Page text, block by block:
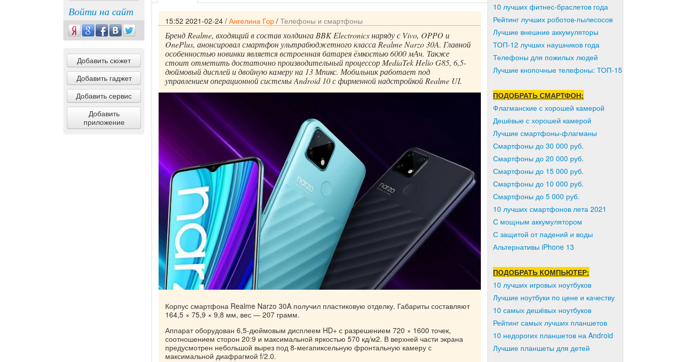
Войти на сайт
Добавить сюжет
Добавить гаджет
Добавить сервис
Добавить
приложение
15:52 2021-02-24 / Ангелина Гор / Телефоны и смартфоны
Бренд Realme, входящий в состав холдинга BBK Electronics наряду с Vivo, OPPO и
OnePlus, анонсировал смартфон ультрабюджетного класса Realme Narzo 30A. Главной
особенностью новинки является встроенная батарея ёмкостью 6000 мАч. Также
стоит отметить достаточно производительный процессор MediaTek Helio G85, 6,5-
дюймовый дисплей и двойную камеру на 13 Мпикс. Мобильник работает под
управлением операционной системы Android 10 с фирменной надстройкой Realme UI.
Корпус смартфона Realme Narzo 30A получил пластиковую отделку. Габариты составляют
164,5 × 75,9 × 9,8 мм, вес — 207 грамм.
Аппарат оборудован 6,5-дюймовым дисплеем HD+ с разрешением 720 × 1600 точек,
соотношением сторон 20:9 и максимальной яркостью 570 кд/м2. В верхней части экрана
предусмотрен небольшой вырез под 8-мегапиксельную фронтальную камеру с
максимальной диафрагмой f/2.0.
10 лучших фитнес-браслетов года
Рейтинг лучших роботов-пылесосов
Лучшие внешние аккумуляторы
ТОП-12 лучших наушников года
Телефоны для пожилых людей
Лучшие кнопочные телефоны: ТОП-15
ПОДОБРАТЬ СМАРТФОН:
Флагманские с хорошей камерой
Дешёвые с хорошей камерой
Лучшие смартфоны-флагманы
Смартфоны до 30 000 руб.
Смартфоны до 20 000 руб.
Смартфоны до 15 000 руб.
Смартфоны до 10 000 руб.
Смартфоны до 5 000 руб.
10 лучших смартфонов лета 2021
С мощным аккумулятором
С защитой от падений и воды
Альтернативы iPhone 13
ПОДОБРАТЬ КОМПЬЮТЕР:
10 лучших игровых ноутбуков
Лучшие ноутбуки по цене и качеству
10 самых дешёвых ноутбуков
Рейтинг самых лучших планшетов
10 недорогих планшетов на Android
Лучшие планшеты для детей